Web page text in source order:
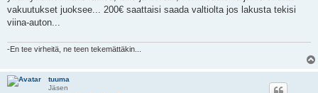
vakuutukset juoksee... 200€ saattaisi saada valtiolta jos lakusta tekisi
viina-auton...
-En tee virheitä, ne teen tekemättäkin...
tuuma
Jäsen